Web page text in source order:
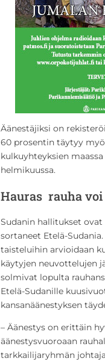
Äänestäjiksi on
60 prosentin täytyy
kulkuyhteyksien
helmikuussa.
Hauras rauha
Sudanin hallitukset
sortaneet Etelä-
taisteluihin arvioidaan
käytyjen neuvottelujen
solmivat lopulta
Etelä-Sudanille
kansanäänestyksen
– Äänestys on erittäin
äänestysvuoroaan
tarkkailijaryhmän johtaja